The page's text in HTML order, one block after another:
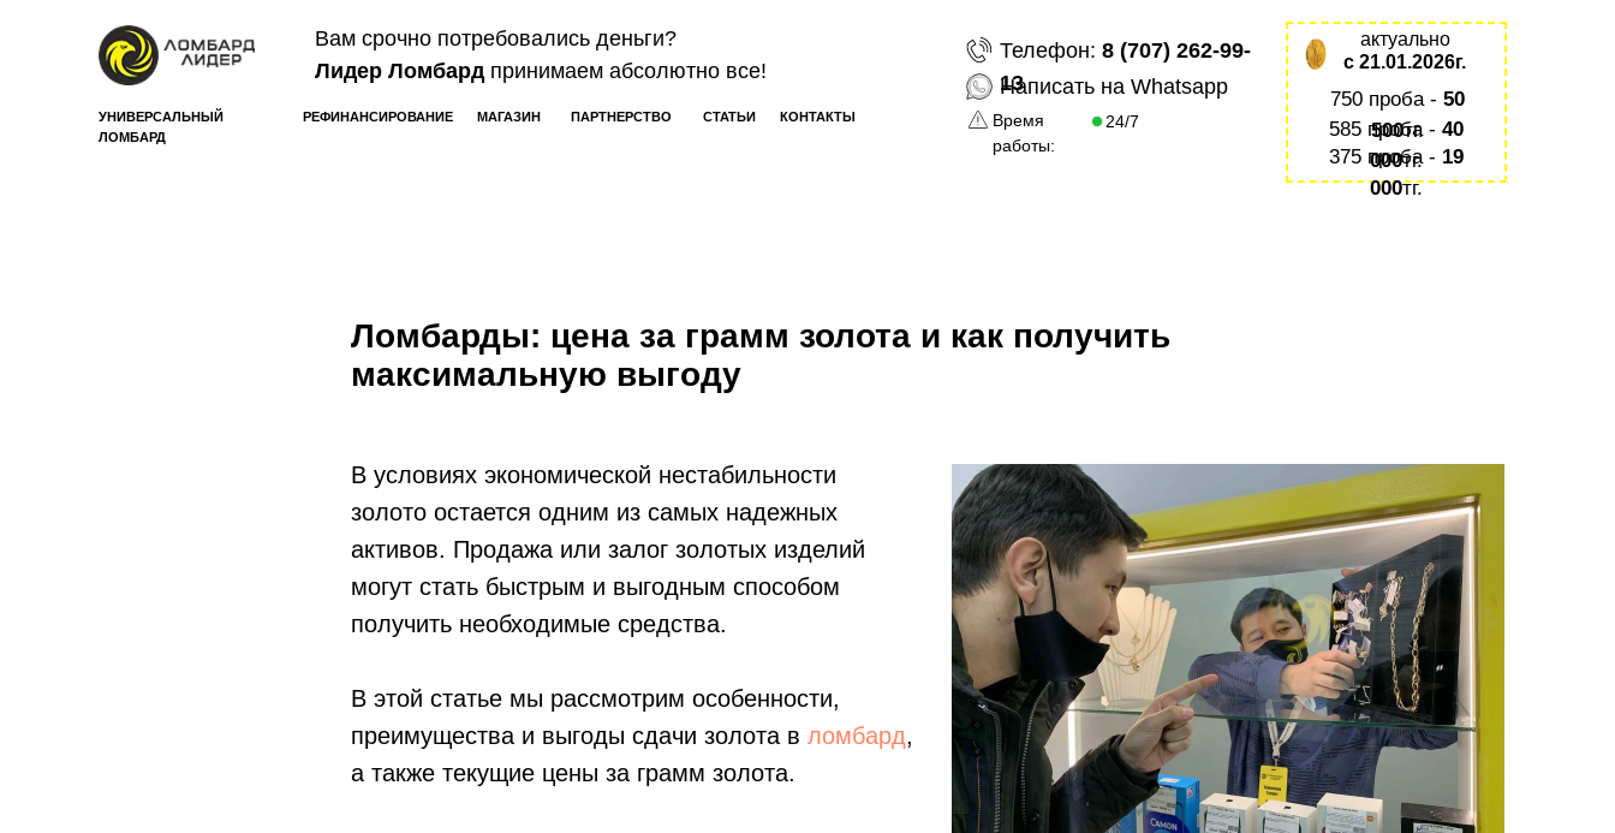
УНИВЕРСАЛЬНЫЙ
ЛОМБАРД
Время
работы:
Вам срочно потребовались деньги?
Лидер Ломбардпринимаем абсолютно все!
СТАТЬИ
МАГАЗИН
РЕФИНАНСИРОВАНИЕ ПАРТНЕРСТВО
Телефон: 8 (707) 262-99-
13
Написать на Whatsapp
24/7
КОНТАКТЫ
750 проба - 50
500тг.
585 проба - 40
000тг.
375 проба - 19
000тг.
актуально
с 21.01.2026г.
Ломбарды: цена за грамм золота и как получить
максимальную выгоду
В условиях экономической нестабильности
золото остается одним из самых надежных
активов. Продажа или залог золотых изделий
могут стать быстрым и выгодным способом
получить необходимые средства.
В этой статье мы рассмотрим особенности,
преимущества и выгоды сдачи золота в ломбард,
а также текущие цены за грамм золота.